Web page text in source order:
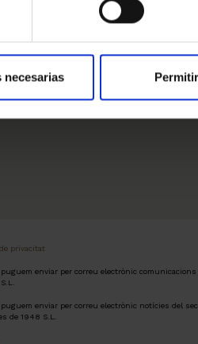
necesarias
privacitat
enviar per correu electrònic comunicacions
enviar per correu electrònic notícies del
de 1948 S.L.